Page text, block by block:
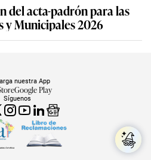
del acta-padrón para las
y Municipales 2026
Síguenos
nuestra App
Google Play
América